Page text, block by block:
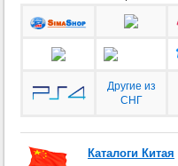
Другие из
СНГ
Каталоги Китая